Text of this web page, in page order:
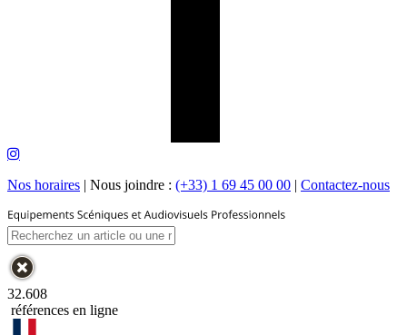
Nos horaires | Nous joindre : (+33) 1 69 45 00 00 | Contactez-nous
32.608
références en ligne